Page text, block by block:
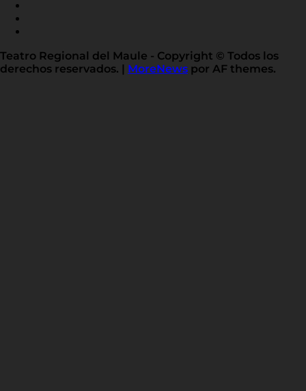
Teatro Regional del Maule - Copyright © Todos los
derechos reservados.
MoreNews por AF themes.